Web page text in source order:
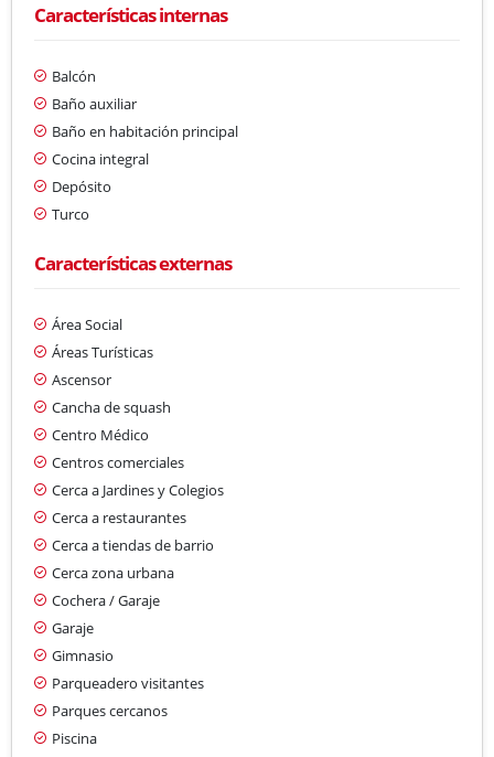
Características internas
Balcón
Baño auxiliar
Baño en habitación principal
Cocina integral
Depósito
Turco
Características externas
Área Social
Áreas Turísticas
Ascensor
Cancha de squash
Centro Médico
Centros comerciales
Cerca a Jardines y Colegios
Cerca a restaurantes
Cerca a tiendas de barrio
Cerca zona urbana
Cochera / Garaje
Garaje
Gimnasio
Parqueadero visitantes
Parques cercanos
Piscina